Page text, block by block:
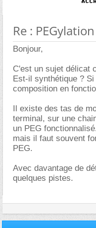
Re :
Bonjour,
C'est un sujet délicat
Est-il synthétique ?
composition en
Il existe des tas de
terminal, sur une
un PEG
mais il faut souvent
PEG.
Avec davantage de
quelques pistes.